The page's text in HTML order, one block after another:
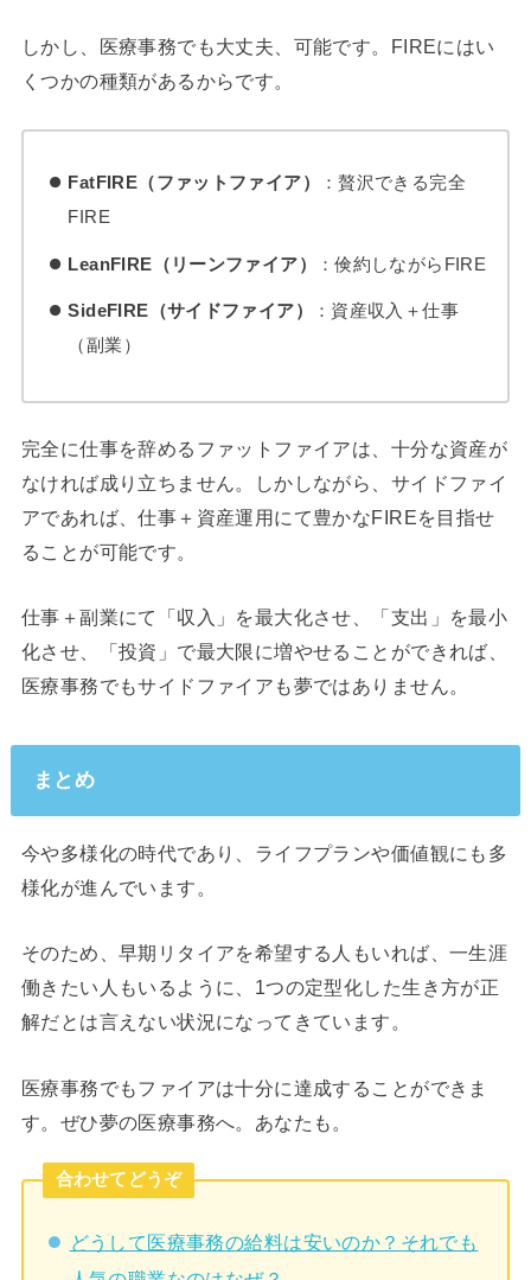
しかし、医療事務でも大丈夫、可能です。FIREにはい
くつかの種類があるからです。
FatFIRE（ファットファイア）
：贅沢できる完全
FIRE
LeanFIRE（リーンファイア） ：倹約しながらFIRE
SideFIRE（サイドファイア）
：資産収入＋仕事
（副業）
完全に仕事を辞めるファットファイアは、十分な資産が
なければ成り立ちません。しかしながら、サイドファイ
アであれば、仕事＋資産運用にて豊かなFIREを目指せ
ることが可能です。
仕事＋副業にて「収入」を最大化させ、「支出」を最小
化させ、「投資」で最大限に増やせることができれば、
医療事務でもサイドファイアも夢ではありません。
まとめ
今や多様化の時代であり、ライフプランや価値観にも多
様化が進んでいます。
そのため、早期リタイアを希望する人もいれば、一生涯
働きたい人もいるように、1つの定型化した生き方が正
解だとは言えない状況になってきています。
医療事務でもファイアは十分に達成することができま
す。ぜひ夢の医療事務へ。あなたも。
合わせてどうぞ
どうして医療事務の給料は安いのか？それでも